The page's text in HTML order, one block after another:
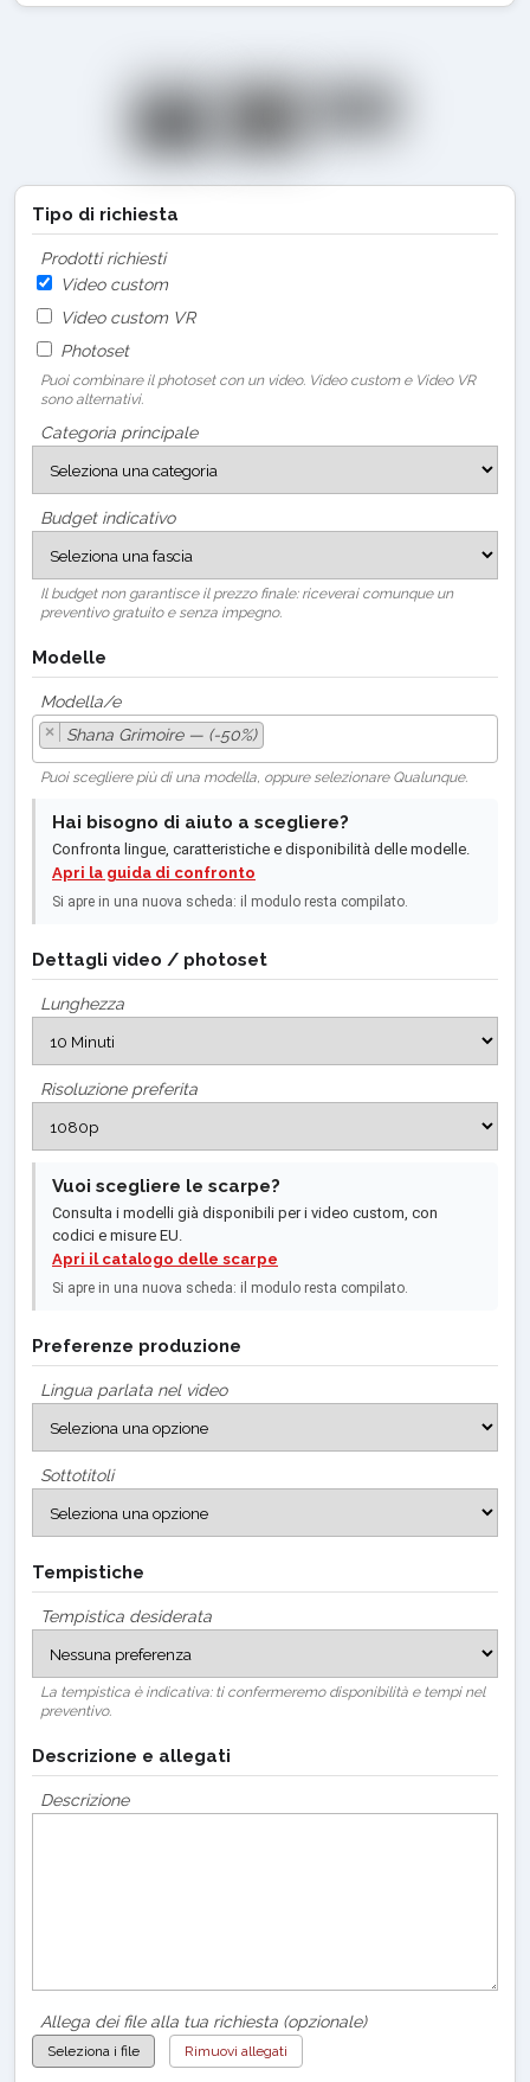
Tipo di richiesta
Prodotti richiesti
Video custom
Video custom VR
Photoset
Puoi combinare il photoset con un video. Video custom e Video VR
sono alternativi.
Categoria principale
Budget indicativo
Il budget non garantisce il prezzo finale: riceverai comunque un
preventivo gratuito e senza impegno.
Modelle
Modella/e
×
Shana Grimoire — (-50%)
Puoi scegliere più di una modella, oppure selezionare Qualunque.
Hai bisogno di aiuto a scegliere?
Confronta lingue, caratteristiche e disponibilità delle modelle.
Apri la guida di confronto
Si apre in una nuova scheda: il modulo resta compilato.
Dettagli video / photoset
Lunghezza
Risoluzione preferita
Vuoi scegliere le scarpe?
Consulta i modelli già disponibili per i video custom, con
codici e misure EU.
Apri il catalogo delle scarpe
Si apre in una nuova scheda: il modulo resta compilato.
Preferenze produzione
Lingua parlata nel video
Sottotitoli
Tempistiche
Tempistica desiderata
La tempistica è indicativa: ti confermeremo disponibilità e tempi nel
preventivo.
Descrizione e allegati
Descrizione
Allega dei file alla tua richiesta (opzionale)
Seleziona i file Rimuovi allegati